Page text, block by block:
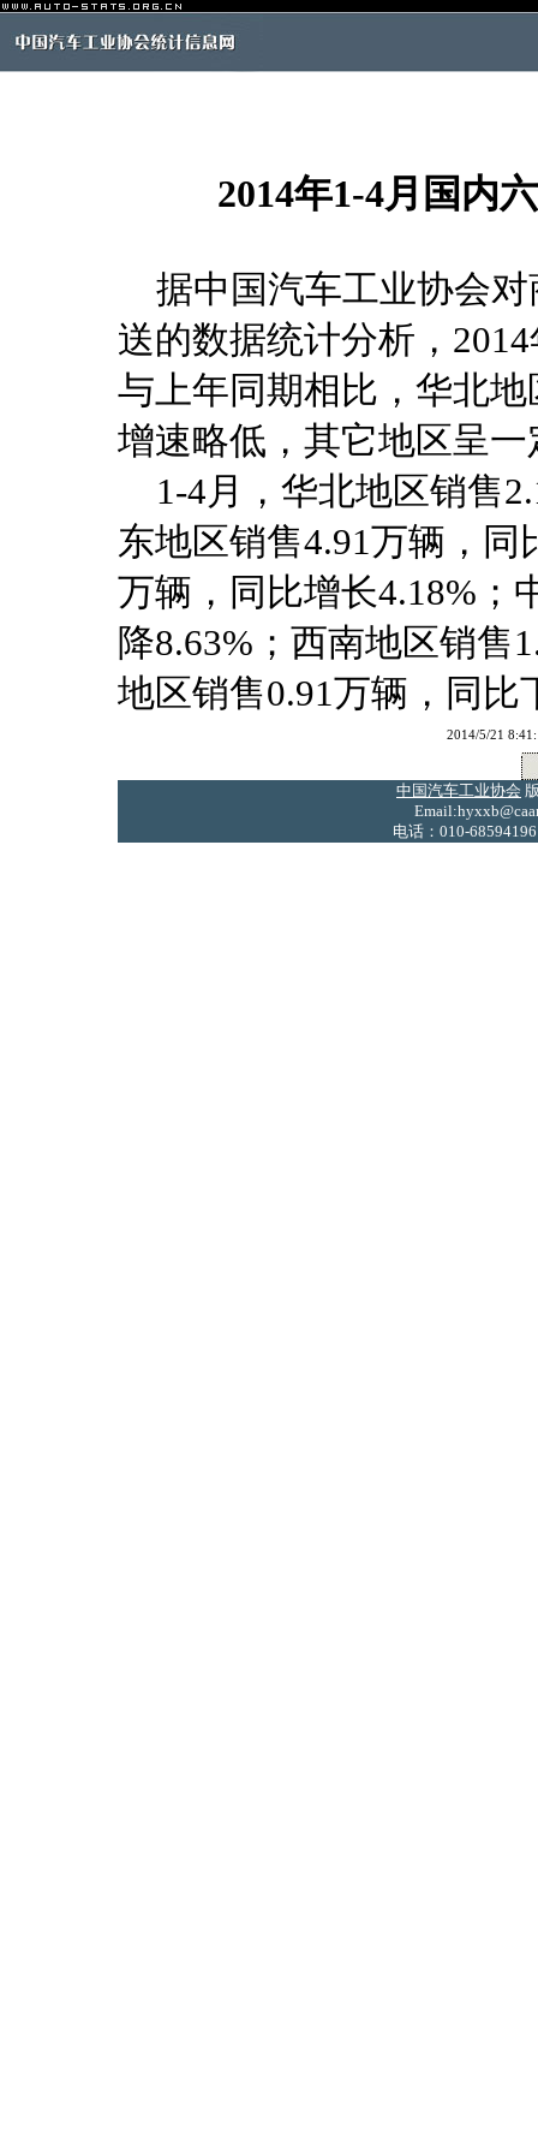
2014年1-4月国内
据中国汽车工业协会对
送的数据统计分析，
与上年同期相比，华北
增速略低，其它地区呈
1-4月，华北地区销售
东地区销售4.91万辆，同
万辆，同比增长4.18%；
降8.63%；西南地区销售
地区销售0.91万辆，同比
2014/5/21
中国汽车工业协会
电话：010-